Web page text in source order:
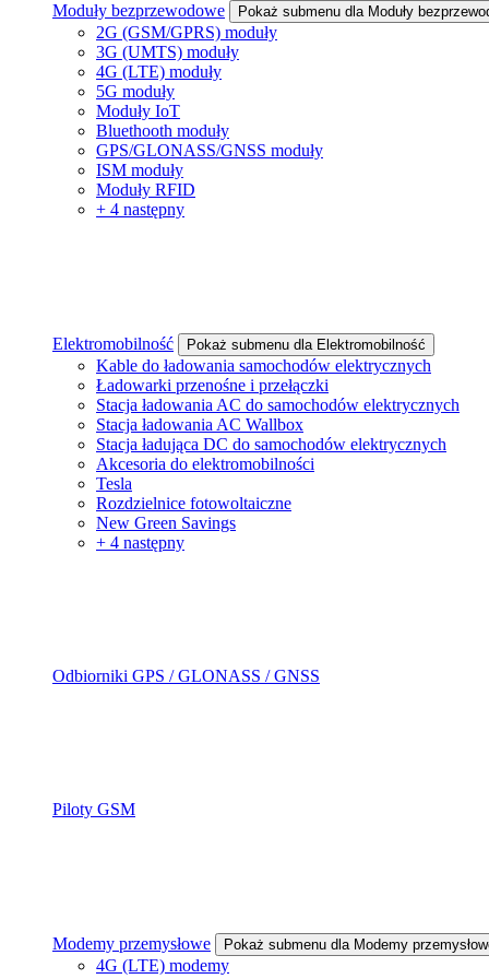
Moduły bezprzewodowe Pokaż submenu dla Moduły
2G (GSM/GPRS) moduły
3G (UMTS) moduły
4G (LTE) moduły
5G moduły
Moduły IoT
Bluethooth moduły
GPS/GLONASS/GNSS moduły
ISM moduły
Moduły RFID
+ 4 następny
Elektromobilność Pokaż submenu dla Elektromobilność
Kable do ładowania samochodów elektrycznych
Ładowarki przenośne i przełączki
Stacja ładowania AC do samochodów elektrycznych
Stacja ładowania AC Wallbox
Stacja ładująca DC do samochodów elektrycznych
Akcesoria do elektromobilności
Tesla
Rozdzielnice fotowoltaiczne
New Green Savings
+ 4 następny
Odbiorniki GPS / GLONASS / GNSS
Piloty GSM
Modemy przemysłowe Pokaż submenu dla Modemy
4G (LTE) modemy